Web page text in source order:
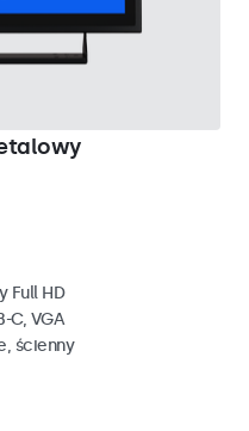
Full HD
C, VGA
ścienny